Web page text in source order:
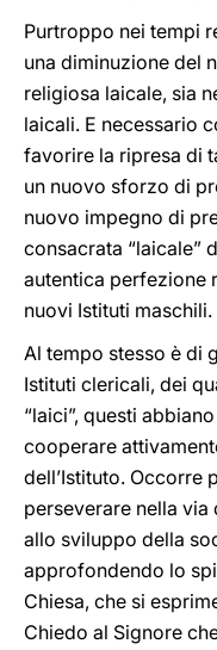
Purtroppo nei tempi
una diminuzione del
religiosa laicale, sia
laicali. E necessario
favorire la ripresa di
un nuovo sforzo di
nuovo impegno di
consacrata “laicale”
autentica perfezione
nuovi Istituti maschili.
Al tempo stesso è di
Istituti clericali, dei
“laici”, questi
cooperare
dell’Istituto. Occorre
perseverare nella
allo sviluppo della
approfondendo lo
Chiesa, che si
Chiedo al Signore